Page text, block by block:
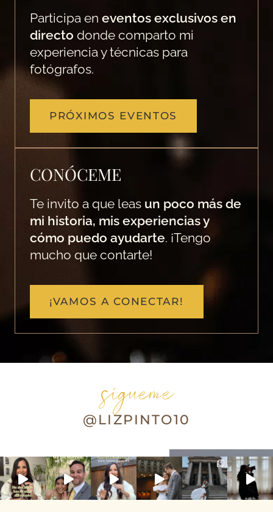
Participa en eventos exclusivos en
directo donde comparto mi
experiencia y técnicas para
fotógrafos.
PRÓXIMOS EVENTOS
CONÓCEME
Te invito a que leas un poco más de
mi historia, mis experiencias y
cómo puedo ayudarte. ¡Tengo
mucho que contarte!
¡VAMOS A CONECTAR!
sígueme
@LIZPINTO10